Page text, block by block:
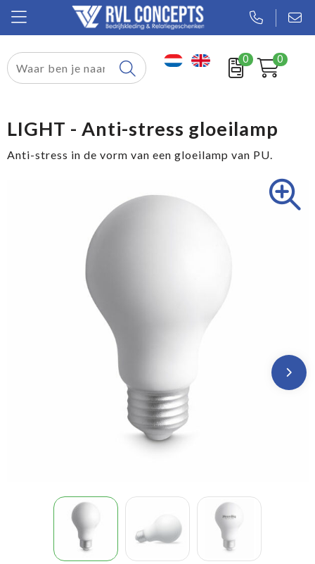
0 0
Relatiegeschenken
Tassen
LIGHT - Anti-stress gloeilamp
Anti-stress in de vorm van een gloeilamp van PU.